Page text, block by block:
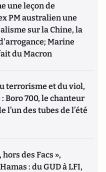
une leçon de
PM australien une
sur la Chine, la
Marine
du Macron
terrorisme et du viol,
Boro 700, le chanteur
l’un des tubes de l’été
des Facs »,
: du GUD à LFI,